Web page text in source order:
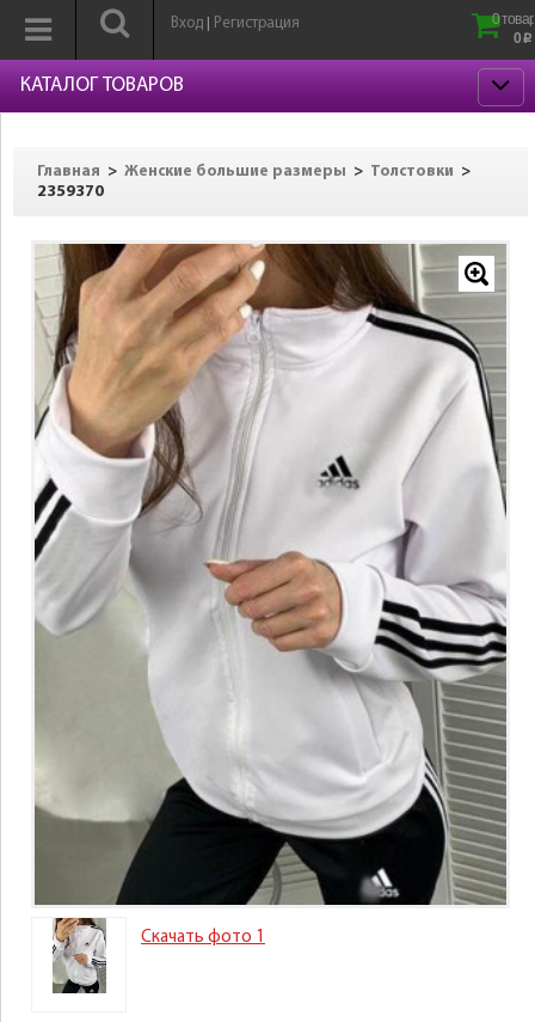
Вход Регистрация
0
0 p
КАТАЛОГ ТОВАРОВ
Главная > Женские большие размеры > Толстовки
>
2359370
Скачать фото 1